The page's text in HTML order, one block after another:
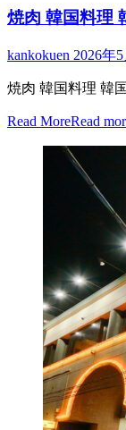
焼肉 韓国料理
kankokuen 2026年5
焼肉 韓国料理 韓
Read MoreRead